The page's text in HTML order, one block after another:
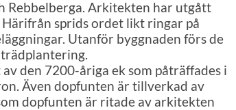
Rebbelberga. Arkitekten har utgått
sprids ordet likt ringar på
Utanför byggnaden förs de
den 7200-åriga ek som påträffades i
Även dopfunten är tillverkad av
dopfunten är ritade av arkitekten